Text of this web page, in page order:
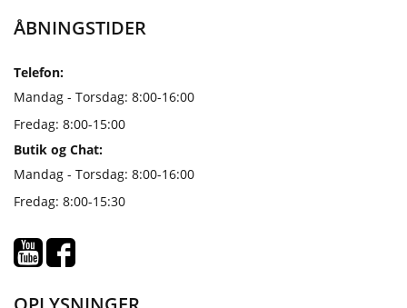
ÅBNINGSTIDER
Telefon:
Mandag - Torsdag: 8:00-16:00
Fredag: 8:00-15:00
Butik og Chat:
Mandag - Torsdag: 8:00-16:00
Fredag: 8:00-15:30